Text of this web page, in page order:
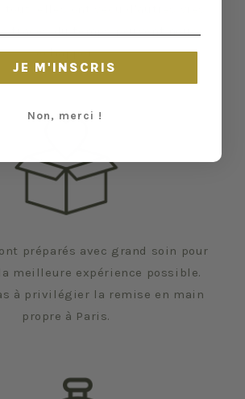
tout, elles ont vécu d'autres vies
échapper.
préparés avec grand soin pour
meilleure expérience possible.
à privilégier la remise en main
propre à Paris.
JE M'INSCRIS
Non, merci !